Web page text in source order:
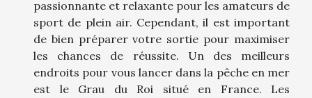
passionnante et relaxante pour les amateurs de
sport de plein air. Cependant, il est important
de bien préparer votre sortie pour maximiser
les chances de réussite. Un des meilleurs
endroits pour vous lancer dans la pêche en mer
est le Grau du Roi situé en France. Les